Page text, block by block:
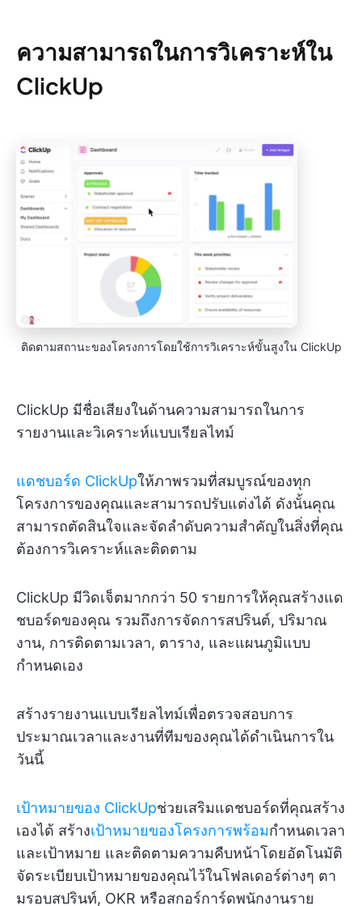
ความสามารถในการวิเคราะห์ใน
ClickUp
ติดตามสถานะของโครงการโดยใช้การวิเคราะห์ขั้นสูงใน ClickUp
ClickUp มีชื่อเสียงในด้านความสามารถในการ
รายงานและวิเคราะห์แบบเรียลไทม์
แดชบอร์ด ClickUpให้ภาพรวมที่สมบูรณ์ของทุก
โครงการของคุณและสามารถปรับแต่งได้ ดังนั้นคุณ
สามารถตัดสินใจและจัดลำดับความสำคัญในสิ่งที่คุณ
ต้องการวิเคราะห์และติดตาม
ClickUp มีวิดเจ็ตมากกว่า 50 รายการให้คุณสร้างแด
ชบอร์ดของคุณ รวมถึงการจัดการสปรินต์, ปริมาณ
งาน, การติดตามเวลา, ตาราง, และแผนภูมิแบบ
กำหนดเอง
สร้างรายงานแบบเรียลไทม์เพื่อตรวจสอบการ
ประมาณเวลาและงานที่ทีมของคุณได้ดำเนินการใน
วันนี้
เป้าหมายของ ClickUpช่วยเสริมแดชบอร์ดที่คุณสร้าง
เองได้ สร้างเป้าหมายของโครงการพร้อมกำหนดเวลา
และเป้าหมาย และติดตามความคืบหน้าโดยอัตโนมัติ
จัดระเบียบเป้าหมายของคุณไว้ในโฟลเดอร์ต่างๆ ตา
มรอบสปรินท์, OKR หรือสกอร์การ์ดพนักงานราย